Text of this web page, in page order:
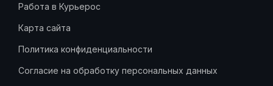
Работа в Курьерос
Карта сайта
Политика конфиденциальности
Согласие на обработку персональных данных